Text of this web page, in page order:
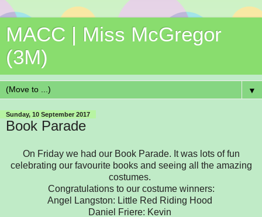
MACC | Miss McGregor
(3M)
▼
Sunday, 10 September 2017
Book Parade
On Friday we had our Book Parade. It was lots of fun
celebrating our favourite books and seeing all the amazing
costumes.
Congratulations to our costume winners:
Angel Langston: Little Red Riding Hood
Daniel Friere: Kevin